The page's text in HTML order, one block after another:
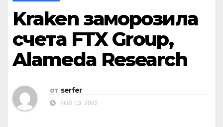
Kraken заморозила
счета FTX Group,
Alameda Research
от serfer
НОЯ 13, 2022